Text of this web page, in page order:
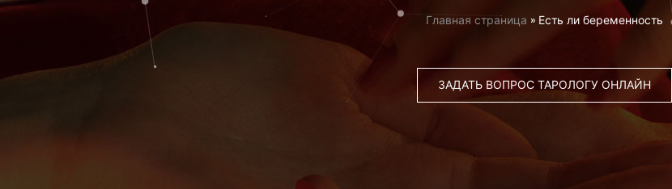
Главная страница » Есть ли беременность
ЗАДАТЬ ВОПРОС ТАРОЛОГУ ОНЛАЙН